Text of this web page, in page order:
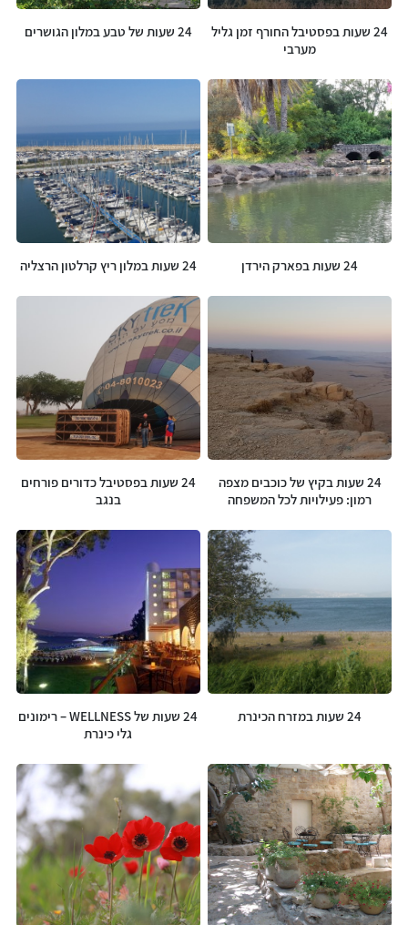
24 שעות בפסטיבל החורף זמן גליל
מערבי
24 שעות של טבע במלון הגושרים
24 שעות בפארק הירדן 24 שעות במלון ריץ קרלטון הרצליה
24 שעות בקיץ של כוכבים מצפה
רמון: פעילויות לכל המשפחה
24 שעות בפסטיבל כדורים פורחים
בנגב
24 שעות במזרח הכינרת
24 שעות של WELLNESS – רימונים
גלי כינרת